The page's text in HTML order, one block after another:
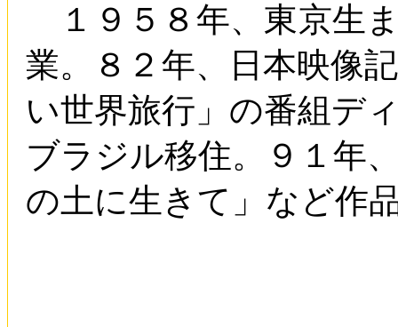
１９５８年、東京生
業。８２年、日本映像
い世界旅行」の番組デ
ブラジル移住。９１年
の土に生きて」など作